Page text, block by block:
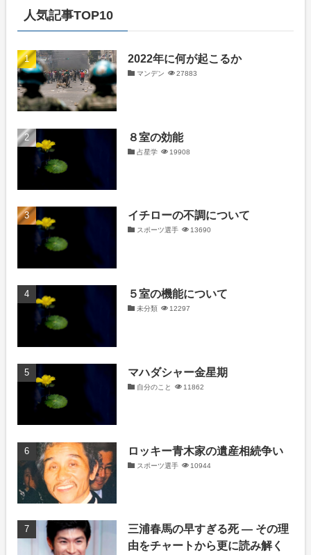
人気記事TOP10
2022年に何が起こるか
マンデン 27883
８室の効能
占星学 19908
イチローの不調について
スポーツ選手 13690
５室の機能について
未分類 12297
マハダシャー金星期
自分のこと 11862
ロッキー青木家の遺産相続争い
スポーツ選手 10944
三浦春馬の早すぎる死 ― その理
由をチャートから更に読み解く